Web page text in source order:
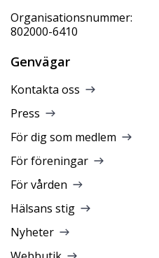
Organisationsnummer:
802000-6410
Genvägar
Kontakta oss
Press
För dig som medlem
För föreningar
För vården
Hälsans stig
Nyheter